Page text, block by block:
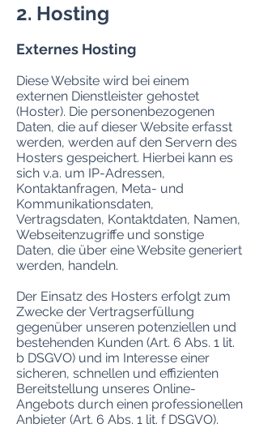
2. Hosting
Externes Hosting
Diese Website wird bei einem
externen Dienstleister gehostet
(Hoster). Die personenbezogenen
Daten, die auf dieser Website erfasst
werden, werden auf den Servern des
Hosters gespeichert. Hierbei kann es
sich v.a. um IP-Adressen,
Kontaktanfragen, Meta- und
Kommunikationsdaten,
Vertragsdaten, Kontaktdaten, Namen,
Webseitenzugriffe und sonstige
Daten, die über eine Website generiert
werden, handeln.
Der Einsatz des Hosters erfolgt zum
Zwecke der Vertragserfüllung
gegenüber unseren potenziellen und
bestehenden Kunden (Art. 6 Abs. 1 lit.
b DSGVO) und im Interesse einer
sicheren, schnellen und effizienten
Bereitstellung unseres Online-
Angebots durch einen professionellen
Anbieter (Art. 6 Abs. 1 lit. f DSGVO).